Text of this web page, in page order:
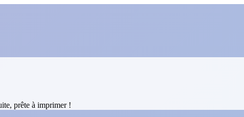
prête à imprimer !